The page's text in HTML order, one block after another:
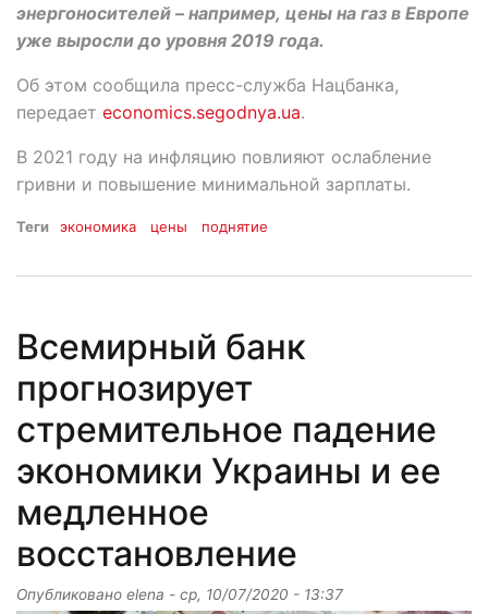
энергоносителей – например, цены на газ в Европе
уже выросли до уровня 2019 года.
Об этом сообщила пресс-служба Нацбанка,
передает economics.segodnya.ua.
В 2021 году на инфляцию повлияют ослабление
гривни и повышение минимальной зарплаты.
Теги экономика цены поднятие
Всемирный банк
прогнозирует
стремительное падение
экономики Украины и ее
медленное
восстановление
Опубликовано elena - ср, 10/07/2020 - 13:37